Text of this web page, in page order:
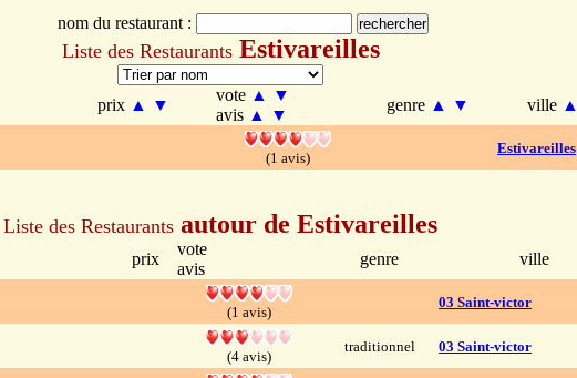
nom du restaurant :
Liste des Restaurants Estivareilles
prix ▲ ▼
vote ▲
▼
avis ▲ ▼
genre ▲ ▼ ville ▲
(1 avis)
Estivareilles
Liste des Restaurants autour de Estivareilles
prix
vote
avis
genre
ville
(1 avis)
03 Saint-victor
(4 avis)
traditionnel 03 Saint-victor